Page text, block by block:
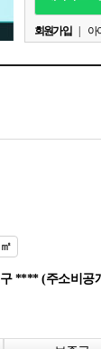
회원가입 아
㎡
**** (주소비공